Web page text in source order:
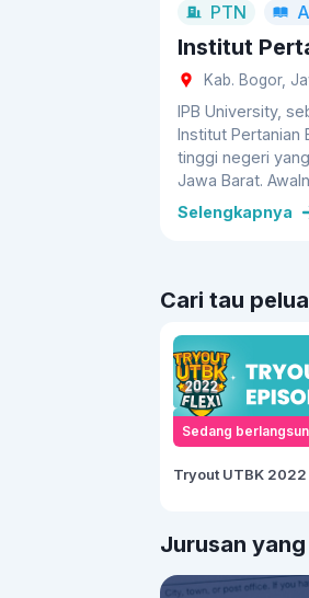
PTN
Institut
Kab. Bogor,
IPB University,
Institut Pertanian
tinggi negeri
Jawa Barat.
fakultas
Indonesia.
pertanian. IPB
lembaga
pertanian serta
Middelbare
Bosbouwschool,
Indische
Selengkapnya
Cari tau
Sedang
Jurusan